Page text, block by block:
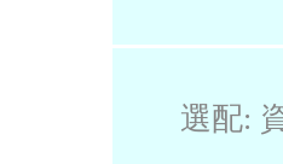
選配: 資